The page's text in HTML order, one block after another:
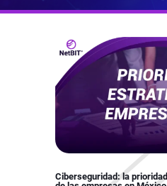
Ciberseguridad: la